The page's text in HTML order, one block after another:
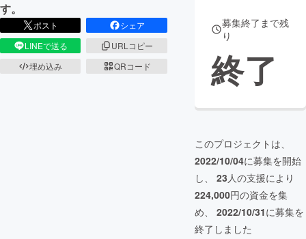
す。
ポスト
シェア
LINEで送る
URLコピー
埋め込み
QRコード
募集終了まで残
り
終了
このプロジェクトは、
2022/10/04に募集を開始
し、 23人の支援により
224,000円の資金を集
め、 2022/10/31に募集を
終了しました